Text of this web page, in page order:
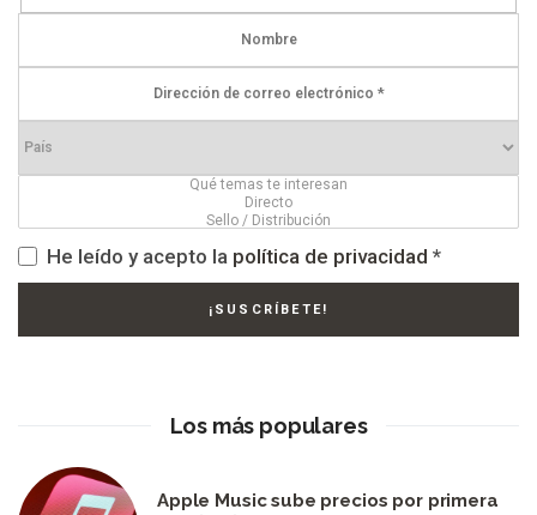
He leído y acepto la política de privacidad *
Los más populares
Apple Music sube precios por primera